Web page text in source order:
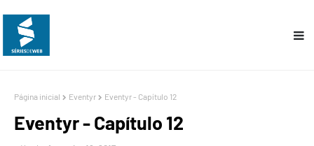
Página inicial Eventyr Eventyr - Capítulo 12
Eventyr - Capítulo 12